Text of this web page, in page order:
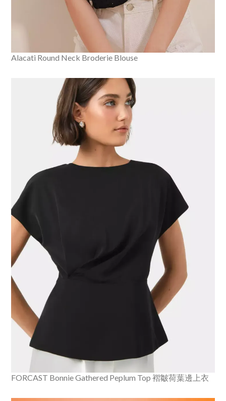
Alacati Round Neck Broderie Blouse
FORCAST Bonnie Gathered Peplum Top 褶皺荷葉邊上衣